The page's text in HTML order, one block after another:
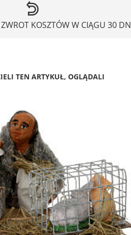
ZWROT KOSZTÓW W CIĄGU 30
TEN ARTYKUŁ, OGLĄDALI